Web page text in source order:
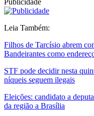
Publicidade
Leia Também:
Filhos de Tarcísio abrem
Bandeirantes como
STF pode decidir nesta
níqueis seguem ilegais
Eleições: candidato a
da região a Brasília